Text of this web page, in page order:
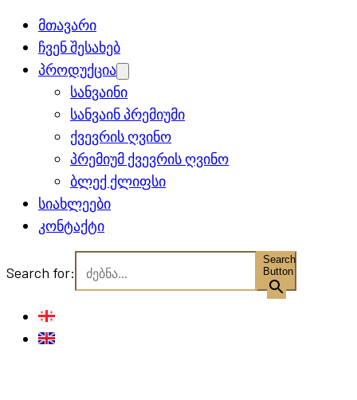
მთავარი
ჩვენ შესახებ
პროდუქცია
menu
სანვაინი
სანვაინ პრემიუმი
ქვევრის ღვინო
პრემიუმ ქვევრის ღვინო
ბლექ ქლიფსი
სიახლეები
კონტაქტი
Search for:
Search
Button